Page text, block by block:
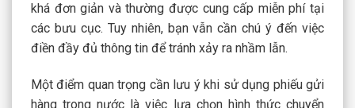
khá đơn giản và thường được cung cấp miễn phí tại
các bưu cục. Tuy nhiên, bạn vẫn cần chú ý đến việc
điền đầy đủ thông tin để tránh xảy ra nhầm lẫn.
Một điểm quan trọng cần lưu ý khi sử dụng phiếu gửi
hàng trong nước là việc lựa chọn hình thức chuyển